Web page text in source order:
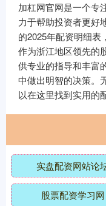
加杠网官网是一个专
力于帮助投资者更好
的2025年配资明细表
作为浙江地区领先的
供专业的指导和丰富
中做出明智的决策。
以在这里找到实用的
实盘配资网站论
股票配资学习网